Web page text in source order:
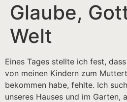
Glaube,
Welt
Eines Tages stellte ich fest,
von meinen Kindern zum
bekommen habe, fehlte. Ich
unseres Hauses und im Garten,